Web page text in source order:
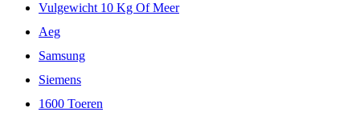
Vulgewicht 10 Kg Of Meer
Aeg
Samsung
Siemens
1600 Toeren